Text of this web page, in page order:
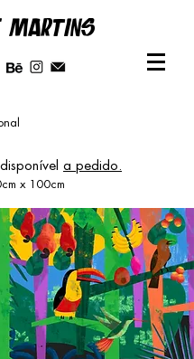
MARTINS
a pedido.
x 100cm